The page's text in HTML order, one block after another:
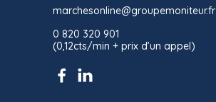
marchesonline@groupemoniteur.fr
0 820 320 901
(0,12cts/min + prix d’un appel)